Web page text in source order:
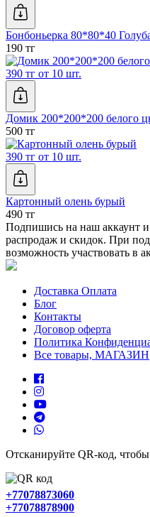
Бонбоньерка 80*80*40
190 тг
390 тг от 10 шт.
Домик 200*200*200 белого
500 тг
390 тг от 10 шт.
Картонный олень бурый
490 тг
Подпишись на наш аккаунт и
распродаж и скидок. При
возможность участвовать в
Доставка Оплата
Блог
Контакты
Договор оферта
Политика
Все товары, МАГАЗИН
Отсканируйте QR-код,
+77078873060
+77078878900